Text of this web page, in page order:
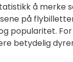
å merke
på
popularitet.
betydelig